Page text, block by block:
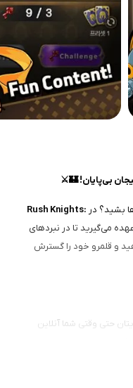
بشید؟ در Rush Knights:
می‌گیرید تا در نبردهای
و قلمرو خود را گسترش
حتی وقتی شما آنلاین